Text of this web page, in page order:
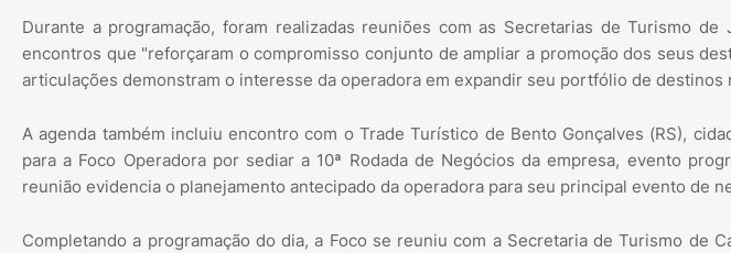
Durante a programação, foram realizadas reuniões com as Secretarias de Turismo de
encontros que "reforçaram o compromisso conjunto de ampliar a promoção dos seus
articulações demonstram o interesse da operadora em expandir seu portfólio de destinos
A agenda também incluiu encontro com o Trade Turístico de Bento Gonçalves (RS),
para a Foco Operadora por sediar a 10ª Rodada de Negócios da empresa, evento
reunião evidencia o planejamento antecipado da operadora para seu principal evento de
Completando a programação do dia, a Foco se reuniu com a Secretaria de Turismo de